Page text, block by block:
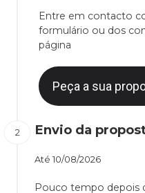
Entre em contacto
formulário ou dos
página
Peça a sua
Envio da
Até 10/08/2026
Pouco tempo depois